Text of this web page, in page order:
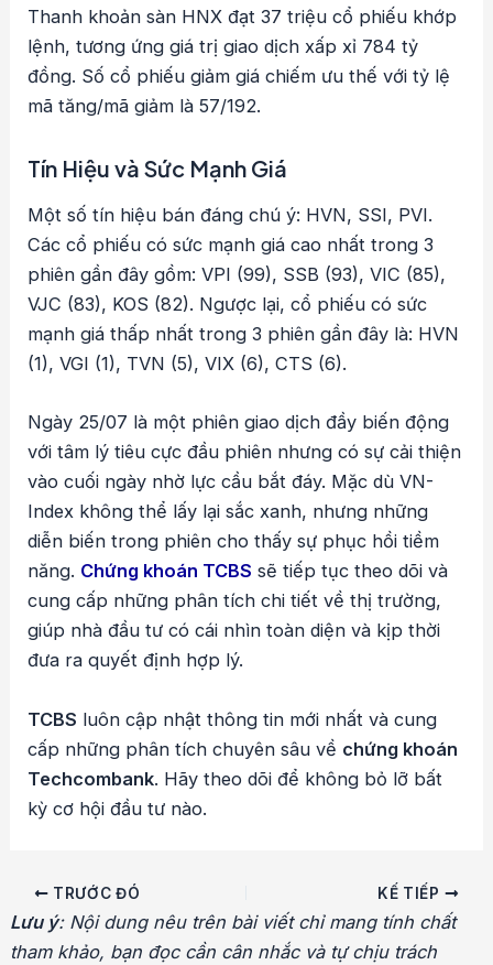
Thanh khoản sàn HNX đạt 37 triệu cổ phiếu khớp
lệnh, tương ứng giá trị giao dịch xấp xỉ 784 tỷ
đồng. Số cổ phiếu giảm giá chiếm ưu thế với tỷ lệ
mã tăng/mã giảm là 57/192.
Tín Hiệu và Sức Mạnh Giá
Một số tín hiệu bán đáng chú ý: HVN, SSI, PVI.
Các cổ phiếu có sức mạnh giá cao nhất trong 3
phiên gần đây gồm: VPI (99), SSB (93), VIC (85),
VJC (83), KOS (82). Ngược lại, cổ phiếu có sức
mạnh giá thấp nhất trong 3 phiên gần đây là: HVN
(1), VGI (1), TVN (5), VIX (6), CTS (6).
Ngày 25/07 là một phiên giao dịch đầy biến động
với tâm lý tiêu cực đầu phiên nhưng có sự cải thiện
vào cuối ngày nhờ lực cầu bắt đáy. Mặc dù VN-
Index không thể lấy lại sắc xanh, nhưng những
diễn biến trong phiên cho thấy sự phục hồi tiềm
năng. Chứng khoán TCBS sẽ tiếp tục theo dõi và
cung cấp những phân tích chi tiết về thị trường,
giúp nhà đầu tư có cái nhìn toàn diện và kịp thời
đưa ra quyết định hợp lý.
TCBS luôn cập nhật thông tin mới nhất và cung
cấp những phân tích chuyên sâu về chứng khoán
Techcombank. Hãy theo dõi để không bỏ lỡ bất
kỳ cơ hội đầu tư nào.
Điều
hướng
bài
TRƯỚC ĐÓ KẾ TIẾP
Lưu ý: Nội dung nêu trên bài viết chỉ mang tính chất
tham khảo, bạn đọc cần cân nhắc và tự chịu trách